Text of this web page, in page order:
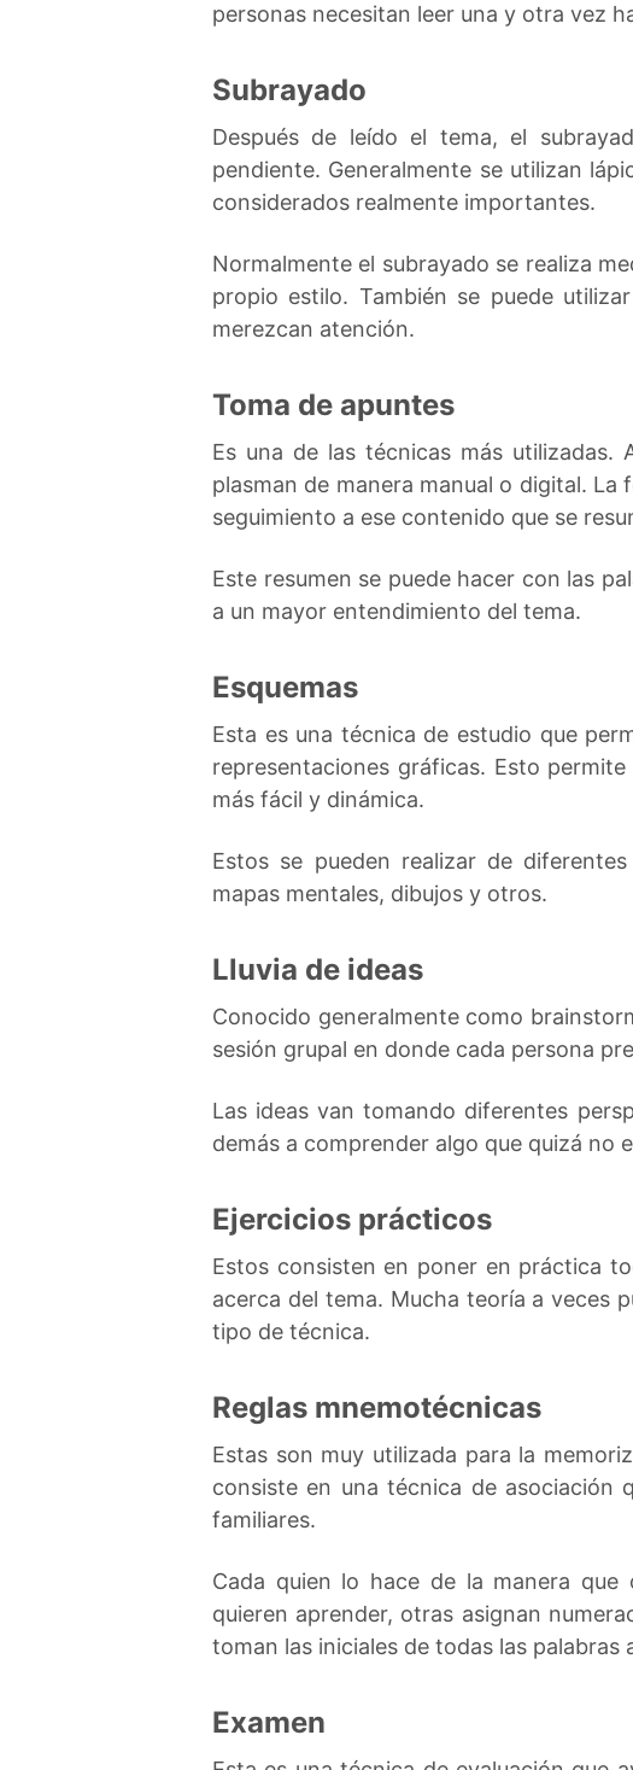
personas necesitan leer una y otra vez
Subrayado
Después de leído el tema, el
pendiente. Generalmente se utilizan
considerados realmente importantes.
Normalmente el subrayado se realiza
propio estilo. También se puede
merezcan atención.
Toma de apuntes
Es una de las técnicas más
plasman de manera manual o digital.
seguimiento a ese contenido que se
Este resumen se puede hacer con las
a un mayor entendimiento del tema.
Esquemas
Esta es una técnica de estudio que
representaciones gráficas. Esto
más fácil y dinámica.
Estos se pueden realizar de
mapas mentales, dibujos y otros.
Lluvia de ideas
Conocido generalmente como
sesión grupal en donde cada persona
Las ideas van tomando diferentes
demás a comprender algo que quizá no
Ejercicios prácticos
Estos consisten en poner en práctica
acerca del tema. Mucha teoría a veces
tipo de técnica.
Reglas mnemotécnicas
Estas son muy utilizada para la
consiste en una técnica de asociación
familiares.
Cada quien lo hace de la manera
quieren aprender, otras asignan
toman las iniciales de todas las
Examen